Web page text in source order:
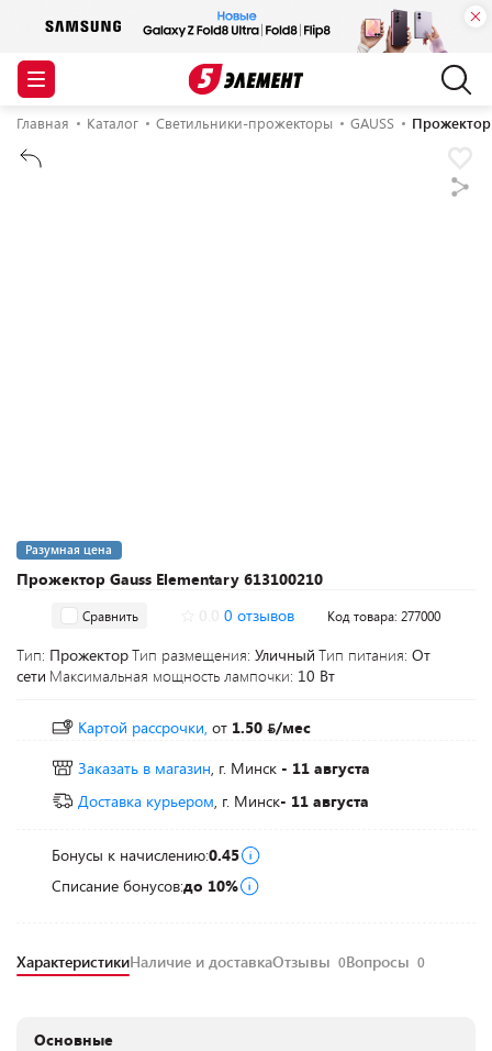
Главная Каталог Светильники-прожекторы GAUSS Прожектор
Прожектор Gauss Elementary 613100210
Разумная цена
Сравнить 0 отзывов Код товара: 277000
Тип: ПрожекторТип размещения: Уличный Тип питания: От
сети Максимальная мощность лампочки: 10 Вт
Картой рассрочки, от 1.50
/мес
Заказать в магазин, г. Минск - 11 августа
Доставка курьером, г. Минск- 11 августа
Бонусы к начислению:0.45
Списание бонусов:до 10%
ХарактеристикиНаличие и доставкаОтзывы 0Вопросы 0
Основные